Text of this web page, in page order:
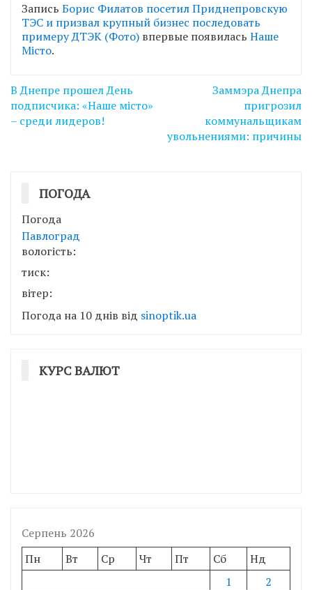
Запись Борис Филатов посетил Приднепровскую
ТЭС и призвал крупный бизнес последовать
примеру ДТЭК (Фото) впервые появилась Наше
Місто.
Навігація
записів
В Днепре прошел День
подписчика: «Наше місто»
– среди лидеров!
Заммэра Днепра
пригрозил
коммунальщикам
увольнениями: причины
ПОГОДА
Погода
Павлоград
вологість:
тиск:
вітер:
Погода на 10 днів від sinoptik.ua
КУРС ВАЛЮТ
Серпень 2026
Пн
Вт Ср Чт Пт Сб
Нд
1
2